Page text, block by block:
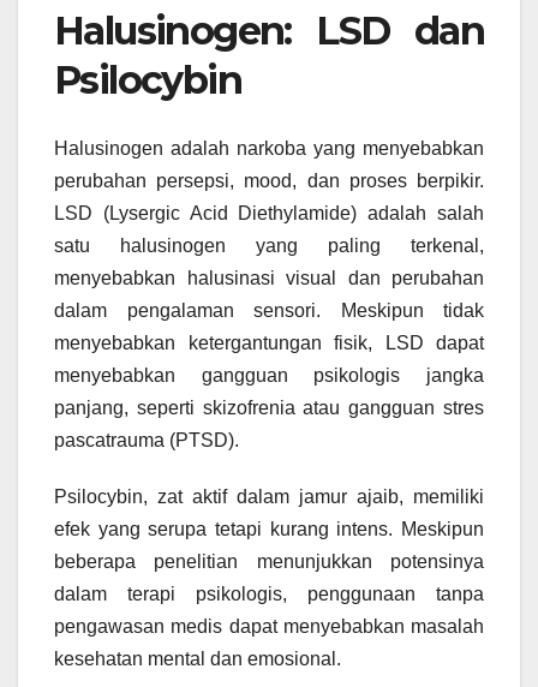
Halusinogen: LSD dan
Psilocybin
Halusinogen adalah narkoba yang menyebabkan
perubahan persepsi, mood, dan proses berpikir.
LSD (Lysergic Acid Diethylamide) adalah salah
satu halusinogen yang paling terkenal,
menyebabkan halusinasi visual dan perubahan
dalam pengalaman sensori. Meskipun tidak
menyebabkan ketergantungan fisik, LSD dapat
menyebabkan gangguan psikologis jangka
panjang, seperti skizofrenia atau gangguan stres
pascatrauma (PTSD).
Psilocybin, zat aktif dalam jamur ajaib, memiliki
efek yang serupa tetapi kurang intens. Meskipun
beberapa penelitian menunjukkan potensinya
dalam terapi psikologis, penggunaan tanpa
pengawasan medis dapat menyebabkan masalah
kesehatan mental dan emosional.